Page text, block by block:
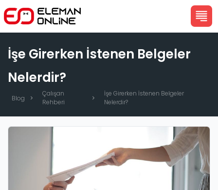
İşe Girerken İstenen Belgeler
Nelerdir?
Blog
Çalışan
Rehberi
İşe Girerken İstenen Belgeler
Nelerdir?